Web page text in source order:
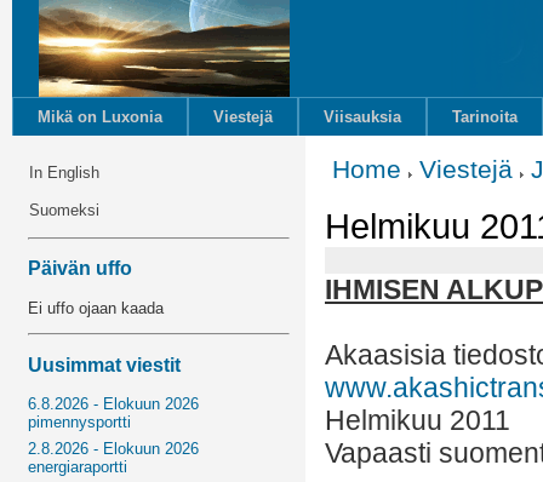
Mikä on Luxonia Viestejä Viisauksia Tarinoita
In English
Suomeksi
Päivän uffo
Ei uffo ojaan kaada
Uusimmat viestit
6.8.2026 - Elokuun 2026
pimennysportti
2.8.2026 - Elokuun 2026
energiaraportti
Home Viestejä
Helmikuu
IHMISEN
Akaasisia
Helmikuu 2011
Vapaasti